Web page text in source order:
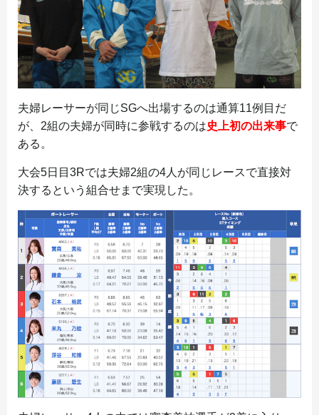
夫婦レーサーが同じSGへ出場するのは通算11例目だ
が、2組の夫婦が同時に参戦するのは史上初の出来事で
ある。
大会5日目3Rでは夫婦2組の4人が同じレースで直接対
決するという組合せまで実現した。